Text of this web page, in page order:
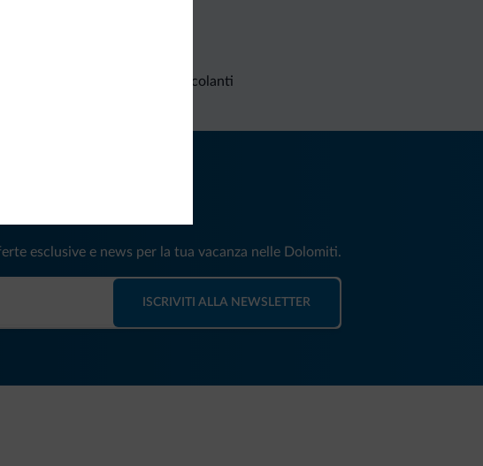
Richieste non vincolanti
esclusive e news per la tua vacanza nelle Dolomiti.
ISCRIVITI ALLA NEWSLETTER